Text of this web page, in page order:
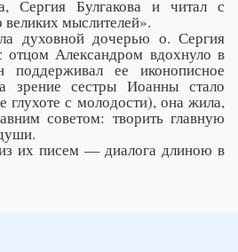
Сергия Булгакова и читал с
мыслителей».
духовной дочерью о. Сергия
отцом Александром вдохнуло в
ее иконописное
зрение сестры Иоанны стало
глухоте с молодости), она жила,
советом: творить главную
их писем — диалога длиною в